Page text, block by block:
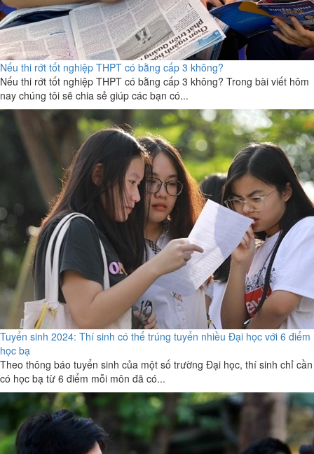
Nếu thi rớt tốt nghiệp THPT có bằng cấp 3 không?
Nếu thi rớt tốt nghiệp THPT có bằng cấp 3 không? Trong bài viết hôm
nay chúng tôi sẽ chia sẻ giúp các bạn có...
Tuyển sinh 2024: Thí sinh có thể trúng tuyển nhiều Đại học với 6 điểm
học bạ
Theo thông báo tuyển sinh của một số trường Đại học, thí sinh chỉ cần
có học bạ từ 6 điểm mỗi môn đã có...